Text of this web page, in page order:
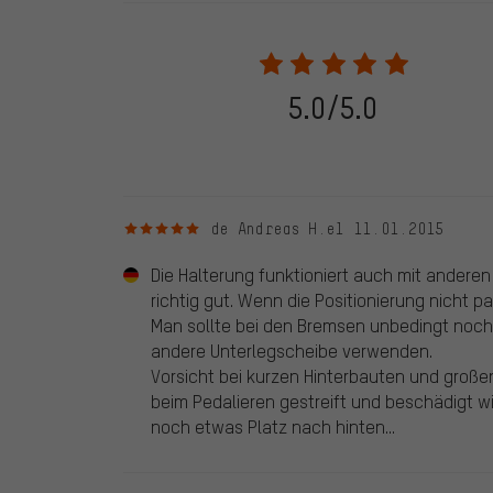
2022 solo se publicarán evaluaciones verificadas, lo
Solo desbloqueamos la evaluación después de
verificadas llevan una marca verde, que se aplica a
28. 05. 2022. Se incluyeron también evaluaciones
evaluado en nuestra tienda. Estos comentarios no
5.0/5.0
5 de 5 estrellasde Andreas H. el 11.01.2015
Die Halterung funktioniert auch mit
richtig gut. Wenn die Positionierung nicht
Man sollte bei den Bremsen unbedingt
andere Unterlegscheibe verwenden.
Vorsicht bei kurzen Hinterbauten und
beim Pedalieren gestreift und beschädigt
noch etwas Platz nach hinten...